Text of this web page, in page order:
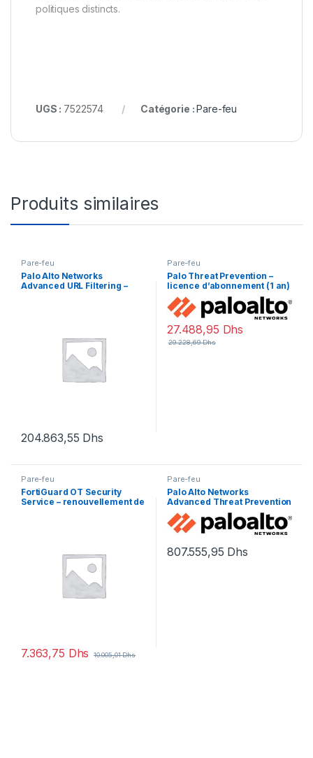
politiques distincts.
UGS : 7522574 Catégorie :Pare-feu
Produits similaires
Pare-feu
Palo Alto Networks
Advanced URL Filtering –
204.863,55 Dhs
Pare-feu
Palo Threat Prevention –
licence d’abonnement (1 an)
– 1 périphérique
27.488,95 Dhs
29.228,69Dhs
Pare-feu
FortiGuard OT Security
Service – renouvellement de
7.363,75 Dhs 10.005,01Dhs
Pare-feu
Palo Alto Networks
Advanced Threat Prevention
– renouvellement de la
licence d’abonnement (1 an)
– 1 périphérique
807.555,95 Dhs